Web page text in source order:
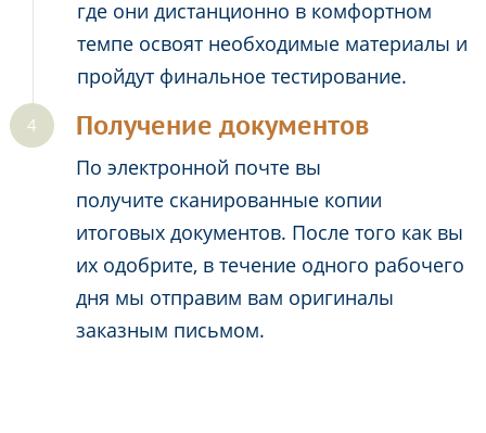
где они дистанционно в комфортном
темпе освоят необходимые материалы и
пройдут финальное тестирование.
Получение документов
По электронной почте вы
получите сканированные копии
итоговых документов. После того как вы
их одобрите, в течение одного рабочего
дня мы отправим вам оригиналы
заказным письмом.